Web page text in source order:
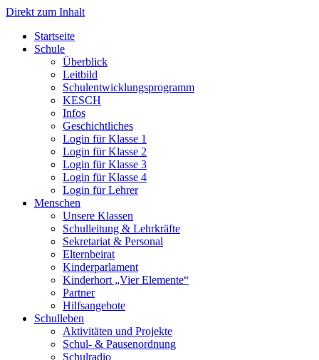
Direkt zum Inhalt
Start­sei­te
Schu­le
Über­blick
Leit­bild
Schul­ent­wick­lungs­pro­gramm
KESCH
Infos
Geschicht­li­ches
Log­in für Klas­se 1
Log­in für Klas­se 2
Log­in für Klas­se 3
Log­in für Klas­se 4
Log­in für Leh­rer
Men­schen
Unse­re Klas­sen
Schul­lei­tung & Lehr­kräf­te
Sekre­ta­ri­at & Per­so­nal
Eltern­bei­rat
Kin­der­par­la­ment
Kin­der­hort „Vier Ele­men­te“
Part­ner
Hilfs­an­ge­bo­te
Schul­le­ben
Akti­vi­tä­ten und Pro­jek­te
Schul- & Pau­sen­ord­nung
Schul­ra­dio